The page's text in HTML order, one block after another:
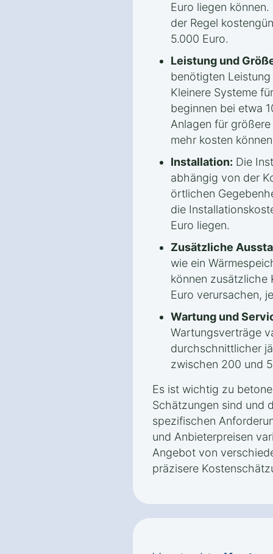
Euro liegen
der Regel
5.000 Euro.
Leistung und
benötigten
Kleinere Systeme
beginnen bei etwa
Anlagen für
mehr kosten
Installation: Die
abhängig von der
örtlichen
die
Euro liegen.
Zusätzliche
wie ein
können zusätzliche
Euro verursachen,
Wartung und
Wartungsverträge
durchschnittlicher
zwischen 200 und
Es ist wichtig zu
Schätzungen sind und
spezifischen
und Anbieterpreisen
Angebot von
präzisere